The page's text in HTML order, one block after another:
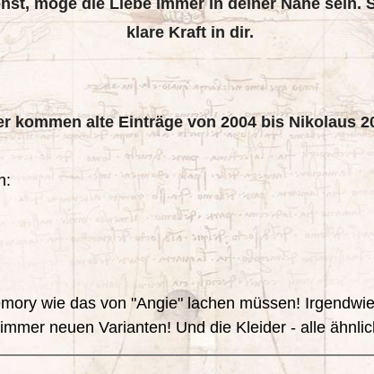
möge die Liebe immer in deiner Nähe sein.
klare Kraft in dir.
kommen alte Einträge von 2004 bis Nikolaus